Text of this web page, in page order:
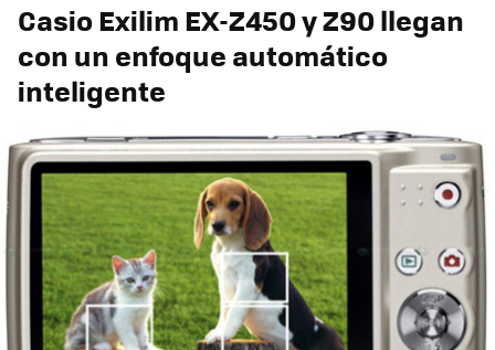
Casio Exilim EX-Z450 y Z90 llegan
con un enfoque automático
inteligente